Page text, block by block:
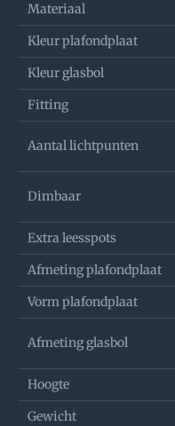
Materiaal
Kleur plafondplaat
Kleur glasbol
Fitting
Aantal lichtpunten
Dimbaar
Extra leesspots
Afmeting plafondplaat
Vorm plafondplaat
Afmeting glasbol
Hoogte
Gewicht